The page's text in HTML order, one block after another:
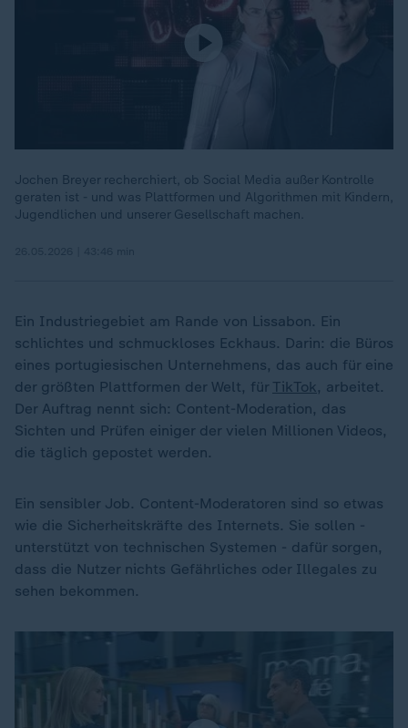
Jochen Breyer recherchiert, ob Social Media außer Kontrolle
geraten ist - und was Plattformen und Algorithmen mit Kindern,
Jugendlichen und unserer Gesellschaft machen.
Ein Industriegebiet am Rande von Lissabon. Ein
schlichtes und schmuckloses Eckhaus. Darin: die Büros
eines portugiesischen Unternehmens, das auch für eine
der größten Plattformen der Welt, für TikTok, arbeitet.
Der Auftrag nennt sich: Content-Moderation, das
Sichten und Prüfen einiger der vielen Millionen Videos,
die täglich gepostet werden.
Ein sensibler Job. Content-Moderatoren sind so etwas
wie die Sicherheitskräfte des Internets. Sie sollen -
unterstützt von technischen Systemen - dafür sorgen,
dass die Nutzer nichts Gefährliches oder Illegales zu
sehen bekommen.